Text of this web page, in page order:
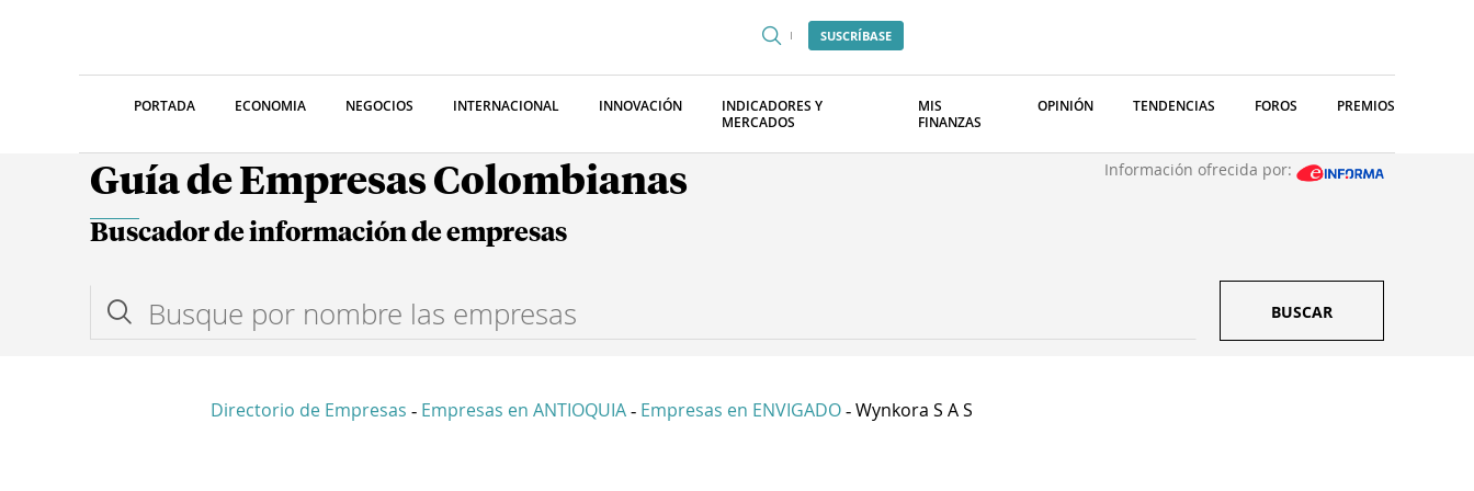
SUSCRÍBASE
PORTADA ECONOMIA NEGOCIOS INTERNACIONAL INNOVACIÓN
INDICADORES Y
MERCADOS
MIS
FINANZAS
OPINIÓN TENDENCIAS FOROS PREMIOS
Guía de Empresas Colombianas Información ofrecida por:
Buscador de información de empresas
BUSCAR
Directorio de Empresas - Empresas en ANTIOQUIA - Empresas en ENVIGADO - Wynkora S A S